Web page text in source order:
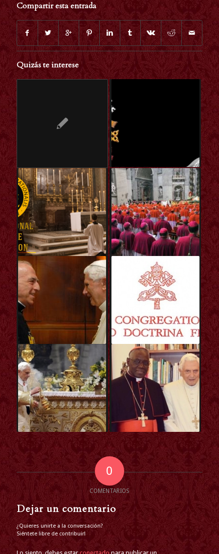
Compartir esta entrada
Quizás te interese
0
COMENTARIOS
Dejar un comentario
¿Quieres unirte a la conversación?
Siéntete libre de contribuir!